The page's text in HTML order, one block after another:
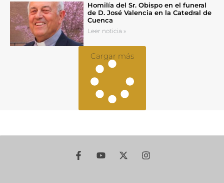
Homilía del Sr. Obispo en el funeral
de D. José Valencia en la Catedral de
Cuenca
Leer noticia »
Cargar más